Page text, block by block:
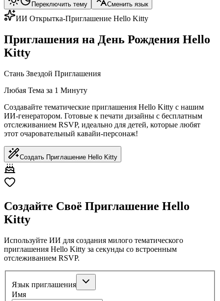
Переключить тему Сменить язык
ИИ Открытка-Приглашение Hello Kitty
Приглашения на День Рождения Hello
Kitty
Стань Звездой Приглашения
Любая Тема за 1 Минуту
Создавайте тематические приглашения Hello Kitty с нашим
ИИ-генератором. Готовые к печати дизайны с бесплатным
отслеживанием RSVP, идеально для детей, которые любят
этот очаровательный кавайи-персонаж!
Создать Приглашение Hello Kitty
Создайте Своё Приглашение Hello
Kitty
Используйте ИИ для создания милого тематического
приглашения Hello Kitty за секунды со встроенным
отслеживанием RSVP.
Язык приглашения
Имя